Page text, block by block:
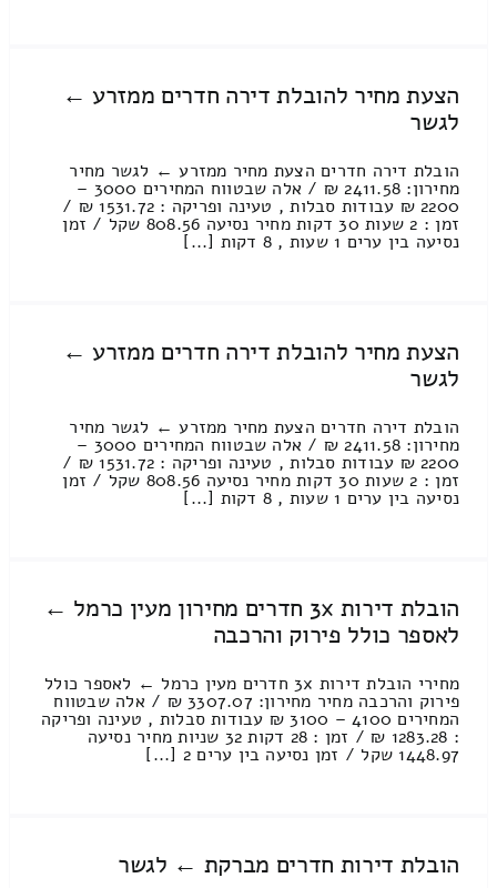
הצעת מחיר להובלת דירה חדרים ממזרע ←
לגשר
הובלת דירה חדרים הצעת מחיר ממזרע ← לגשר מחיר
מחירון: 2411.58 ₪ / אלה שבטווח המחירים 3000 –
2200 ₪ עבודות סבלות , טעינה ופריקה : 1531.72 ₪ /
זמן : 2 שעות 30 דקות מחיר נסיעה 808.56 שקל / זמן
נסיעה בין ערים 1 שעות , 8 דקות [...]
הצעת מחיר להובלת דירה חדרים ממזרע ←
לגשר
הובלת דירה חדרים הצעת מחיר ממזרע ← לגשר מחיר
מחירון: 2411.58 ₪ / אלה שבטווח המחירים 3000 –
2200 ₪ עבודות סבלות , טעינה ופריקה : 1531.72 ₪ /
זמן : 2 שעות 30 דקות מחיר נסיעה 808.56 שקל / זמן
נסיעה בין ערים 1 שעות , 8 דקות [...]
הובלת דירות 3x חדרים מחירון מעין כרמל ←
לאספר כולל פירוק והרכבה
מחירי הובלת דירות 3x חדרים מעין כרמל ← לאספר כולל
פירוק והרכבה מחיר מחירון: 3307.07 ₪ / אלה שבטווח
המחירים 4100 – 3100 ₪ עבודות סבלות , טעינה ופריקה
: 1283.28 ₪ / זמן : 28 דקות 32 שניות מחיר נסיעה
1448.97 שקל / זמן נסיעה בין ערים 2 [...]
הובלת דירות חדרים מברקת ← לגשר